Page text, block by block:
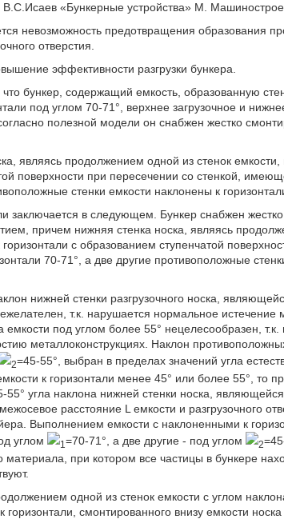
В.С.Исаев «Бункерные устройства» М.
невозможность предотвращения образования
отверстия.
эффективности разгрузки бункера.
бункер, содержащий емкость, образованную
под углом 70-71°, верхнее загрузочное и
полезной модели он снабжен жестко
являясь продолжением одной из стенок
поверхности при пересечении со стенкой,
стенки емкости наклонены к
заключается в следующем. Бункер снабжен
причем нижняя стенка носка, являясь
с образованием ступенчатой
70-71°, а две другие противоположные
нижней стенки разгрузочного носка,
т.к. нарушается нормальное истечение
емкости под углом более 55° нецелесообразен,
металлоконструкциях. Наклон
2=45-55°, выбран в пределах значений угла
к горизонтали менее 45° или более 55°, то
угла наклона нижней стенки носка,
расстояние L емкости и разгрузочного
Выполнением емкости с наклоненными к
углом
1 =70-71°, а две другие - под углом 2
при котором все частицы в бункере
одной из стенок емкости с углом
смонтированного внизу емкости